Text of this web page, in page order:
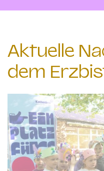
Aktuelle
dem